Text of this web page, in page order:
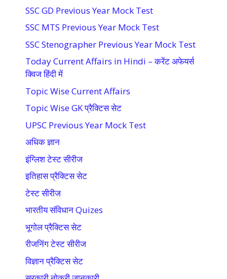
SSC GD Previous Year Mock Test
SSC MTS Previous Year Mock Test
SSC Stenographer Previous Year Mock Test
Today Current Affairs in Hindi – करेंट अफेयर्स
क्विज हिंदी में
Topic Wise Current Affairs
Topic Wise GK प्रैक्टिस सेट
UPSC Previous Year Mock Test
अधिक ज्ञान
इंग्लिश टेस्ट सीरीज
इतिहास प्रैक्टिस सेट
टेस्ट सीरीज
भारतीय संविधान Quizes
भूगोल प्रैक्टिस सेट
रीजनिंग टेस्ट सीरीज
विज्ञान प्रैक्टिस सेट